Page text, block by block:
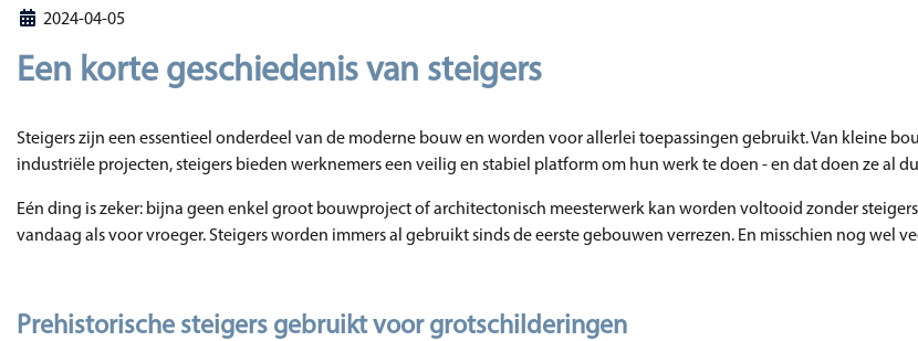
2024-04-05
Een korte geschiedenis van steigers
Steigers zijn een essentieel onderdeel van de moderne bouw en worden voor allerlei toepassingen gebruikt. Van kleine
industriële projecten, steigers bieden werknemers een veilig en stabiel platform om hun werk te doen - en dat doen ze al
Eén ding is zeker: bijna geen enkel groot bouwproject of architectonisch meesterwerk kan worden voltooid zonder
vandaag als voor vroeger. Steigers worden immers al gebruikt sinds de eerste gebouwen verrezen. En misschien nog wel
Prehistorische steigers gebruikt voor grotschilderingen